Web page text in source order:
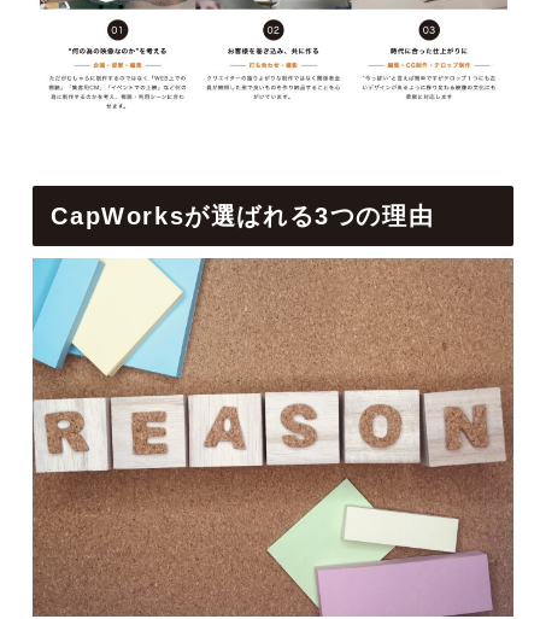
CapWorksが選ばれる3つの理由